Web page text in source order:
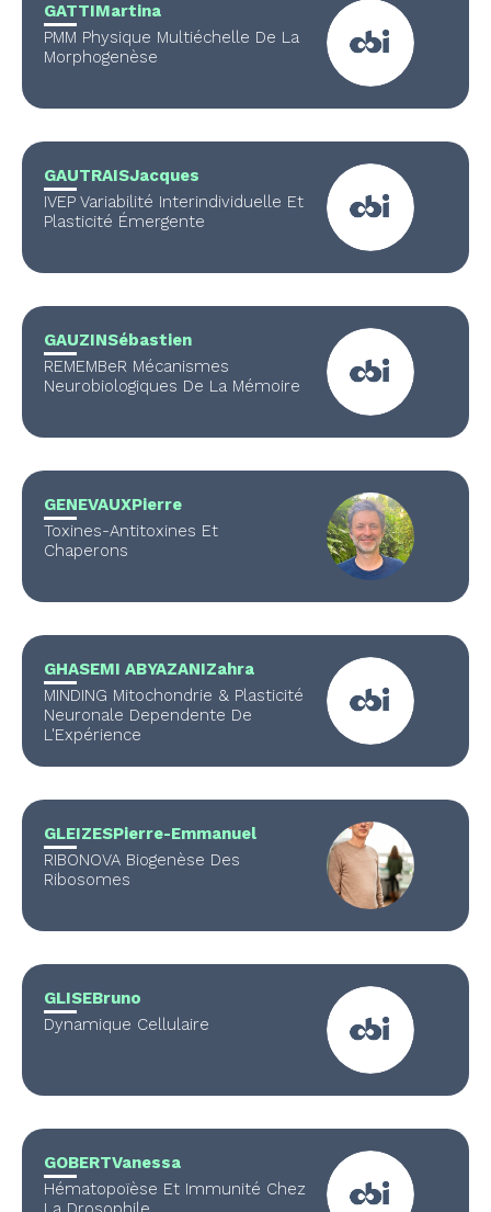
GATTIMartina
PMM Physique Multiéchelle De La
Morphogenèse
GAUTRAISJacques
IVEP Variabilité Interindividuelle Et
Plasticité Émergente
GAUZINSébastien
REMEMBeR Mécanismes
Neurobiologiques De La Mémoire
GENEVAUXPierre
Toxines-Antitoxines Et
Chaperons
GHASEMI ABYAZANIZahra
MINDING Mitochondrie & Plasticité
Neuronale Dependente De
L'Expérience
GLEIZESPierre-Emmanuel
RIBONOVA Biogenèse Des
Ribosomes
GLISEBruno
Dynamique Cellulaire
GOBERTVanessa
Hématopoïèse Et Immunité Chez